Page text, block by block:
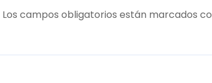
Los campos obligatorios están marcados